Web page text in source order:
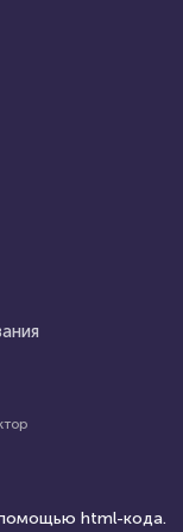
html-кода.